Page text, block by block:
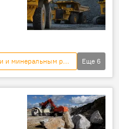
Государственное агентство по геологии и минеральным ресурсам
экономика
запасы
Еще 6